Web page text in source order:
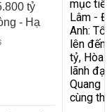
tỷ
- Hạ